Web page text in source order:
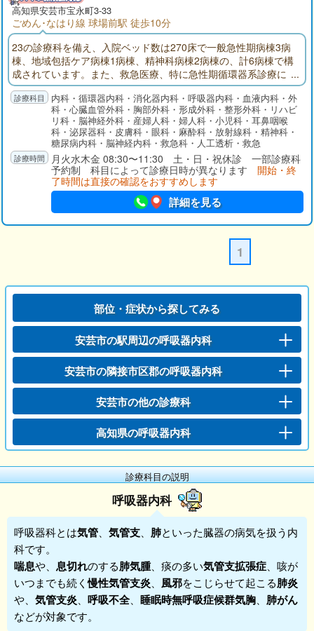
高知県安芸市宝永町3-33
ごめん･なはり線 球場前駅 徒歩10分
23の診療科を備え、入院ベッド数は270床で一般急性期病棟3病
棟、地域包括ケア病棟1病棟、精神科病棟2病棟の、計6病棟で構
成されています。また、救急医療、特に急性期循環器系診療に
不可欠な東部地域唯一となる心臓カテーテル装置などの医療機
器が整備されています。
内科・循環器内科・消化器内科・呼吸器内科・血液内科・外
科・心臓血管外科・胸部外科・形成外科・整形外科・リハビ
リ科・脳神経外科・産婦人科・婦人科・小児科・耳鼻咽喉
科・泌尿器科・皮膚科・眼科・麻酔科・放射線科・精神科・
糖尿病内科・脳神経内科・救急科・人工透析・救急
月火水木金 08:30〜11:30 土・日・祝休診 一部診療科
予約制 科目によって診療日時が異なります 開始・終
了時間は直接の確認をおすすめします
詳細を見る
1
部位・症状から探してみる
安芸市の駅周辺の呼吸器内科
安芸市の隣接市区郡の呼吸器内科
安芸市の他の診療科
高知県の呼吸器内科
診療科目の説明
呼吸器内科
呼吸器科とは気管 気管支 肺といった臓器の病気を扱う内
科です。
喘息や、 息切れのする肺気腫、痰の多い気管支拡張症 、咳が
いつまでも続く慢性気管支炎 風邪をこじらせて起こる肺炎
や、 気管支炎 呼吸不全、 睡眠時無呼吸症候群気胸 肺がん
などが対象です。